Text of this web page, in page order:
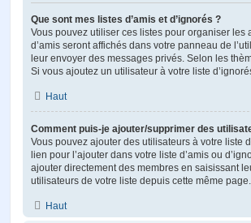
Que sont mes listes d’amis et d’ignorés ?
Vous pouvez utiliser ces listes pour organiser
d’amis seront affichés dans votre panneau de
leur envoyer des messages privés. Selon les
Si vous ajoutez un utilisateur à votre liste
Haut
Comment puis-je ajouter/supprimer des
Vous pouvez ajouter des utilisateurs à votre liste
lien pour l’ajouter dans votre liste d’amis ou
ajouter directement des membres en saisissant
utilisateurs de votre liste depuis cette même page.
Haut